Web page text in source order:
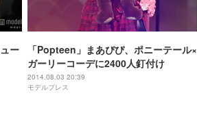
ー
「Popteen」まあぴぴ、ポニーテール×
ガーリーコーデに2400人釘付け
2014.08.03 20:39
モデルプレス